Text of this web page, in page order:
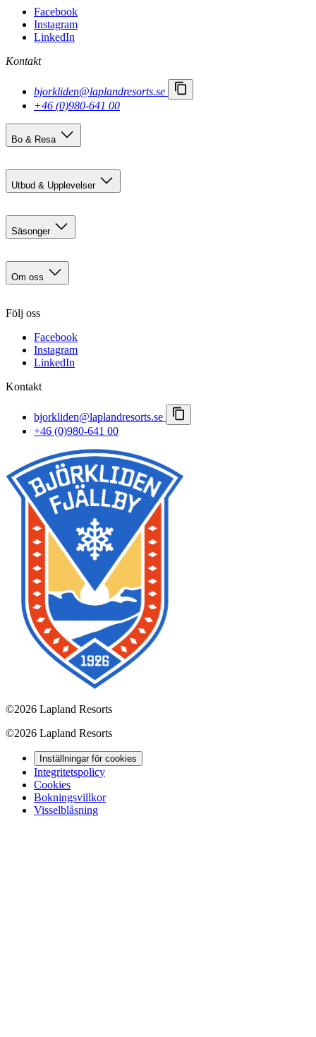
Facebook
Instagram
LinkedIn
Kontakt
bjorkliden@laplandresorts.se
+46 (0)980-641 00
Bo & Resa
Utbud & Upplevelser
Sommaraktiviteter
Restauranger
Sällskapsaktiviteter
Säsonger
Sommar
Höst
Vårvinter
Om oss
Karriär
Bokningsvillkor
Pressrum
Lapland Resorts
Följ oss
Facebook
Instagram
LinkedIn
Kontakt
bjorkliden@laplandresorts.se
+46 (0)980-641 00
©2026 Lapland Resorts
©2026 Lapland Resorts
Inställningar för cookies
Integritetspolicy
Cookies
Bokningsvillkor
Visselblåsning